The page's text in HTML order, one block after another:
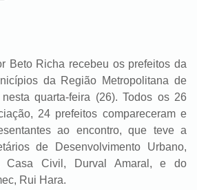
Richa recebeu os prefeitos da
da Região Metropolitana de
quarta-feira (26). Todos os 26
24 prefeitos compareceram e
ao encontro, que teve a
de Desenvolvimento Urbano,
Casa Civil, Durval Amaral, e do
Rui Hara.